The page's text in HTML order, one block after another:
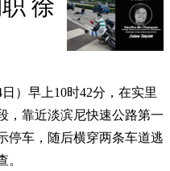
徐
）早上10时42分，在实里
，靠近淡滨尼快速公路第一
停车，随后横穿两条车道逃
。